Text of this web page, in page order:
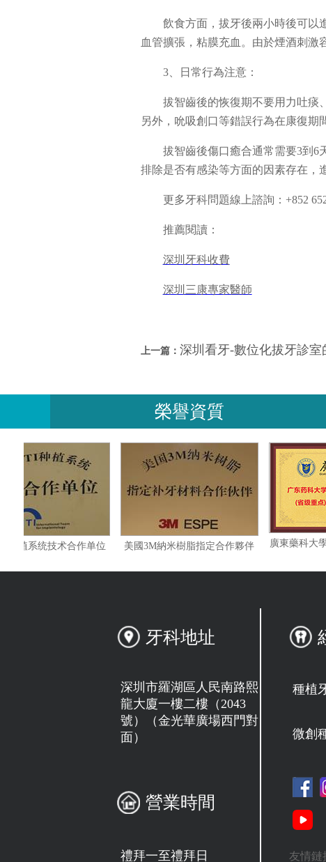
飲食方面，拔牙後兩小時後可以
血管擴張，粘膜充血。由於煙酒刺激
3、日常行為注意：
拔智齒後的恢復期不要用力吐痰
另外，吮吸創口等錯誤行為在康復期
拔智齒後傷口癒合通常需要3到6
排除是否有感染等方面的因素存在，
更多牙科問題線上諮詢：+852
推薦閱讀：
深圳牙科收費
深圳三康專家醫師
上一篇： 深圳看牙-數位化拔牙診室
榮譽資質
瑞士ITI种植系统技术合作单位 美國3M納米樹脂指定合作夥伴
牙科地址
深圳市羅湖區人民南路熙
龍大廈一樓二樓（2043
號）（金光華廣場西門對
面）
營業時間
禮拜一至禮拜日
種植
微創
友情鏈